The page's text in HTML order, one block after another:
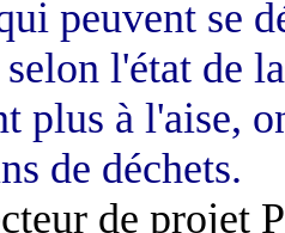
peuvent se
l'état de
plus à l'aise,
de déchets.
de projet